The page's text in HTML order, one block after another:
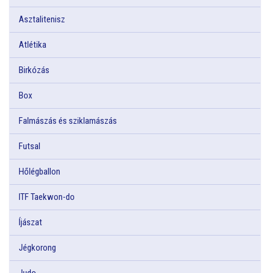
Asztalitenisz
Atlétika
Birkózás
Box
Falmászás és sziklamászás
Futsal
Hőlégballon
ITF Taekwon-do
Íjászat
Jégkorong